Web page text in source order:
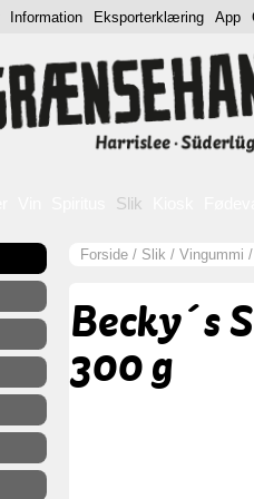
Slik
Forside / Slik / Vingummi /
Becky´s
300 g
Information Eksporterklæring App